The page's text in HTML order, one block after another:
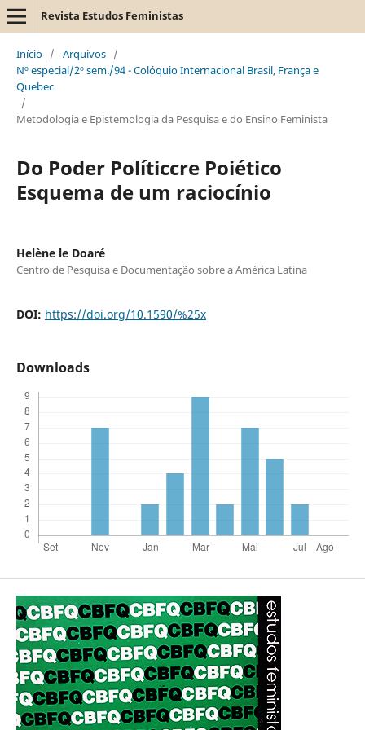
Revista Estudos Feministas
Início / Arquivos /
Nº especial/2º sem./94 - Colóquio Internacional Brasil, França e
Quebec
/
Metodologia e Epistemologia da Pesquisa e do Ensino Feminista
Do Poder Políticcre Poiético
Esquema de um raciocínio
Helène le Doaré
Centro de Pesquisa e Documentação sobre a América Latina
DOI: https://doi.org/10.1590/%25x
Downloads